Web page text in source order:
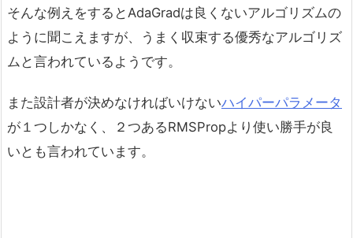
そんな例えをするとAdaGradは良くないアルゴリズムの
ように聞こえますが、うまく収束する優秀なアルゴリズ
ムと言われているようです。
また設計者が決めなければいけないハイパーパラメータ
が１つしかなく、２つあるRMSPropより使い勝手が良
いとも言われています。